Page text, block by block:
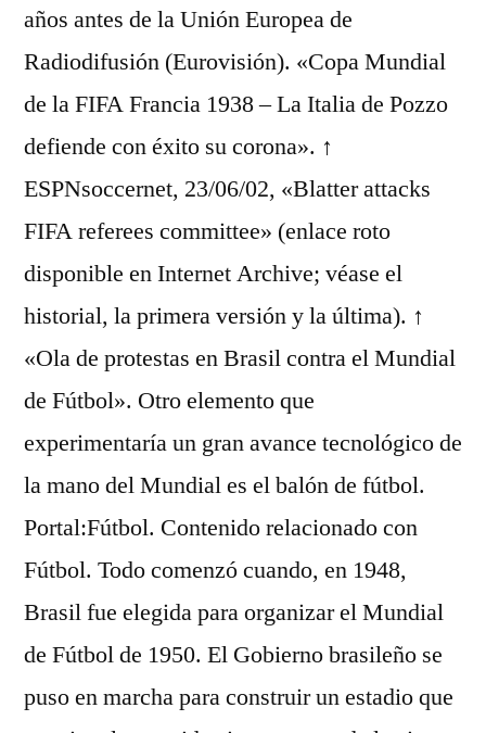
años antes de la Unión Europea de
Radiodifusión (Eurovisión). «Copa Mundial
de la FIFA Francia 1938 – La Italia de Pozzo
defiende con éxito su corona». ↑
ESPNsoccernet, 23/06/02, «Blatter attacks
FIFA referees committee» (enlace roto
disponible en Internet Archive; véase el
historial, la primera versión y la última). ↑
«Ola de protestas en Brasil contra el Mundial
de Fútbol». Otro elemento que
experimentaría un gran avance tecnológico de
la mano del Mundial es el balón de fútbol.
Portal:Fútbol. Contenido relacionado con
Fútbol. Todo comenzó cuando, en 1948,
Brasil fue elegida para organizar el Mundial
de Fútbol de 1950. El Gobierno brasileño se
puso en marcha para construir un estadio que